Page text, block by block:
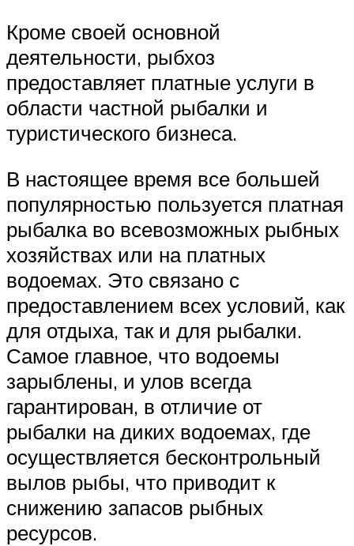
Кроме своей основной
деятельности, рыбхоз
предоставляет платные услуги в
области частной рыбалки и
туристического бизнеса.
В настоящее время все большей
популярностью пользуется платная
рыбалка во всевозможных рыбных
хозяйствах или на платных
водоемах. Это связано с
предоставлением всех условий, как
для отдыха, так и для рыбалки.
Самое главное, что водоемы
зарыблены, и улов всегда
гарантирован, в отличие от
рыбалки на диких водоемах, где
осуществляется бесконтрольный
вылов рыбы, что приводит к
снижению запасов рыбных
ресурсов.